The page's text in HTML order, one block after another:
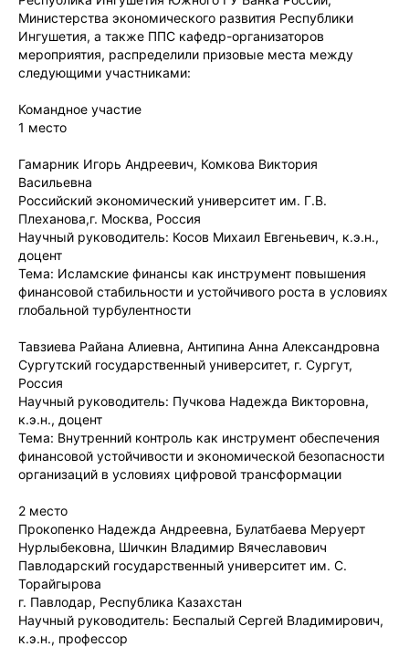
Министерства экономического развития Республики
Ингушетия, а также ППС кафедр-организаторов
мероприятия, распределили призовые места между
следующими участниками:
Командное участие
1 место
Гамарник Игорь Андреевич, Комкова Виктория
Васильевна
Российский экономический университет им. Г.В.
Плеханова,г. Москва, Россия
Научный руководитель: Косов Михаил Евгеньевич, к.э.н.,
доцент
Тема: Исламские финансы как инструмент повышения
финансовой стабильности и устойчивого роста в условиях
глобальной турбулентности
Тавзиева Райана Алиевна, Антипина Анна Александровна
Сургутский государственный университет, г. Сургут,
Россия
Научный руководитель: Пучкова Надежда Викторовна,
к.э.н., доцент
Тема: Внутренний контроль как инструмент обеспечения
финансовой устойчивости и экономической безопасности
организаций в условиях цифровой трансформации
2 место
Прокопенко Надежда Андреевна, Булатбаева Меруерт
Нурлыбековна, Шичкин Владимир Вячеславович
Павлодарский государственный университет им. С.
Торайгырова
г. Павлодар, Республика Казахстан
Научный руководитель: Беспалый Сергей Владимирович,
к.э.н., профессор